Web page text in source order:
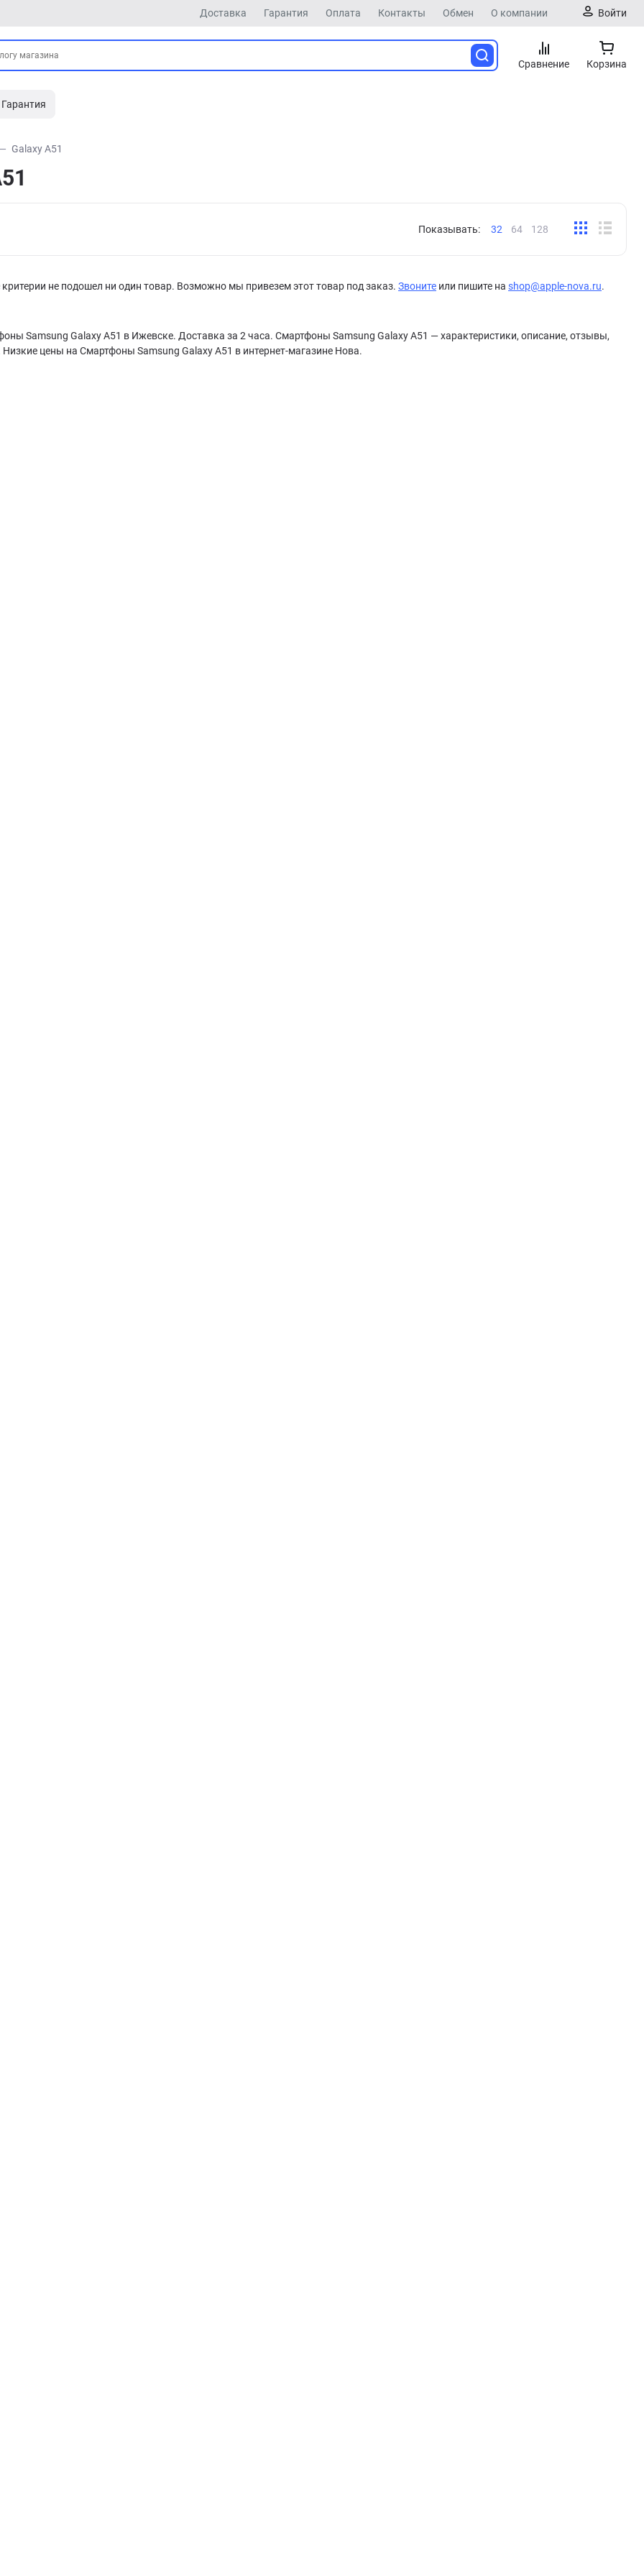
Доставка Гарантия Оплата Контакты Обмен О компании Войти
Сравнение Корзина
Гарантия
Galaxy A51
Показывать: 32 64 128
не подошел ни один товар. Возможно мы привезем этот товар под заказ. Звоните или пишите на shop@apple-nova.ru.
Samsung Galaxy A51 в Ижевске. Доставка за 2 часа. Смартфоны Samsung Galaxy A51 — характеристики, описание, отзывы,
цены на Смартфоны Samsung Galaxy A51 в интернет-магазине Нова.